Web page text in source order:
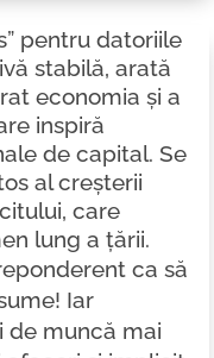
pentru datoriile
stabilă, arată
economia și a
inspiră
de capital. Se
al creșterii
care
lung a țării.
ca să
Iar
de muncă mai